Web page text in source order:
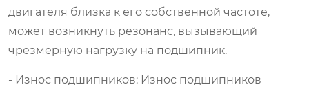
двигателя близка к его собственной частоте,
может возникнуть резонанс, вызывающий
чрезмерную нагрузку на подшипник.
- Износ подшипников: Износ подшипников